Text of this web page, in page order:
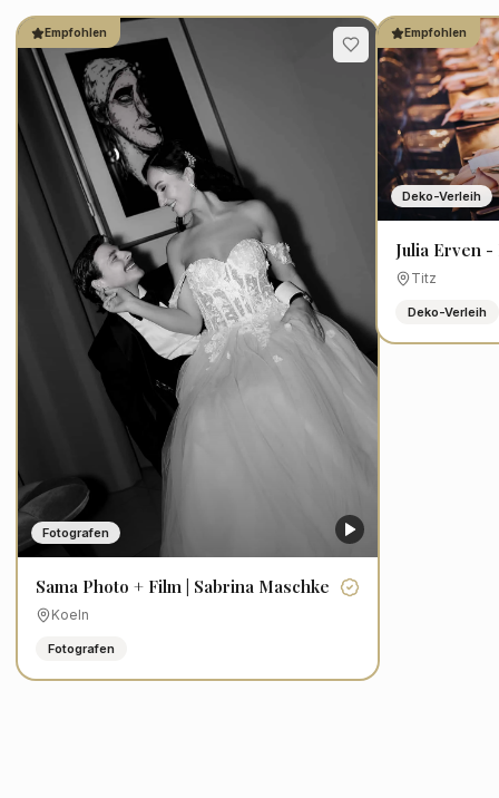
Fotografen
Empfohlen
Sama Photo + Film | Sabrina Maschke
Koeln
Fotografen
Deko-Verleih
Empfohlen
Julia Erven
Titz
Deko-Verleih